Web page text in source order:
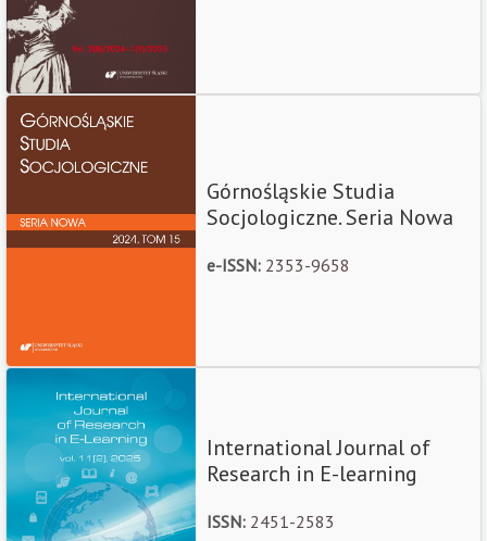
Górnośląskie Studia
Socjologiczne. Seria Nowa
e-ISSN: 2353-9658
International Journal of
Research in E-learning
ISSN: 2451-2583